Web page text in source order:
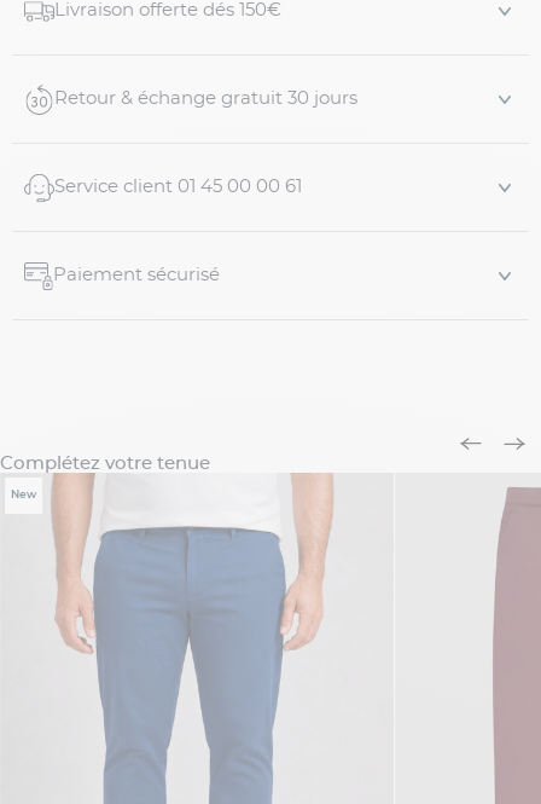
Livraison offerte dés 150€
Retour & échange gratuit 30 jours
Service client 01 45 00 00 61
Paiement sécurisé
Complétez votre tenue
New